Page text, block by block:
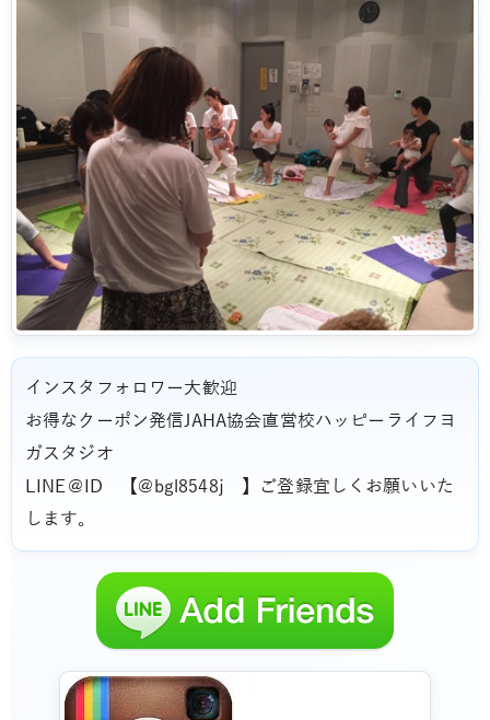
インスタフォロワー大歓迎
お得なクーポン発信JAHA協会直営校ハッピーライフヨ
ガスタジオ
LINE＠ID 【@bgl8548j 】ご登録宜しくお願いいた
します。